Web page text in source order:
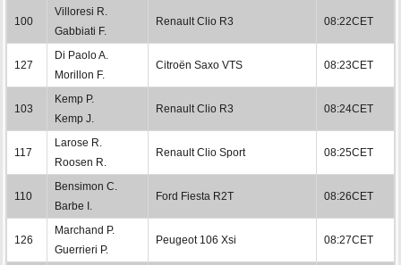
100
Villoresi R.
Gabbiati F.
Renault Clio R3 08:22CET
127
Di Paolo A.
Morillon F.
Citroën Saxo VTS 08:23CET
103
Kemp P.
Kemp J.
Renault Clio R3 08:24CET
117
Larose R.
Roosen R.
Renault Clio Sport 08:25CET
110
Bensimon C.
Barbe I.
Ford Fiesta R2T 08:26CET
126
Marchand P.
Guerrieri P.
Peugeot 106 Xsi 08:27CET